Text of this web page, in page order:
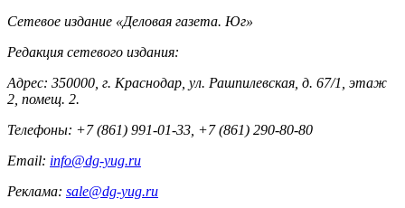
Контакты
Сетевое издание «Деловая газета. Юг»
Редакция сетевого издания:
Адрес: 350000, г. Краснодар, ул. Рашпилевская, д. 67/1, этаж
2, помещ. 2.
Телефоны: +7 (861) 991-01-33, +7 (861) 290-80-80
Email: info@dg-yug.ru
Реклама: sale@dg-yug.ru